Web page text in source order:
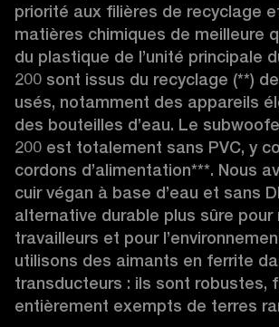
priorité aux filières de recyclage
matières chimiques de meilleure
du plastique de l’unité principale
200 sont issus du recyclage (**)
usés, notamment des appareils
des bouteilles d’eau. Le
200 est totalement sans PVC, y
cordons d’alimentation***. Nous
cuir végan à base d’eau et sans
alternative durable plus sûre pour
travailleurs et pour
utilisons des aimants en ferrite
transducteurs : ils sont robustes,
entièrement exempts de terres